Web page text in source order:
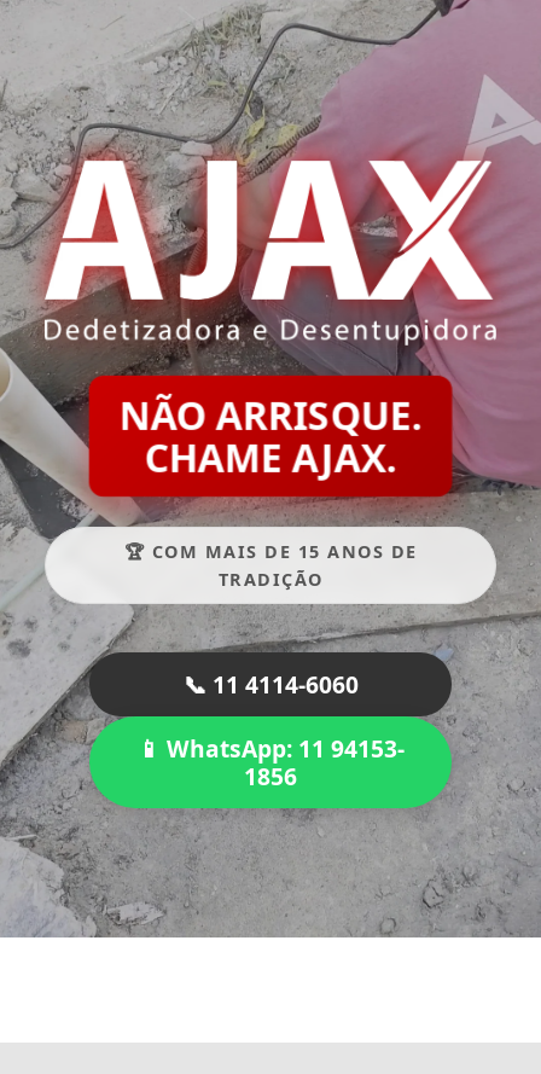
NÃO ARRISQUE.
CHAME AJAX.
🏆 COM MAIS DE 15 ANOS DE
TRADIÇÃO
📞 11 4114-6060
📱 WhatsApp: 11 94153-
1856